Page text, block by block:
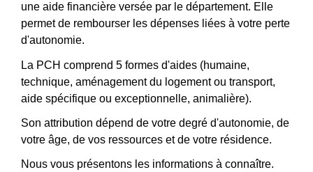
une aide financière versée par le département. Elle
permet de rembourser les dépenses liées à votre perte
d'autonomie.
La PCH comprend 5 formes d'aides (humaine,
technique, aménagement du logement ou transport,
aide spécifique ou exceptionnelle, animalière).
Son attribution dépend de votre degré d'autonomie, de
votre âge, de vos ressources et de votre résidence.
Nous vous présentons les informations à connaître.